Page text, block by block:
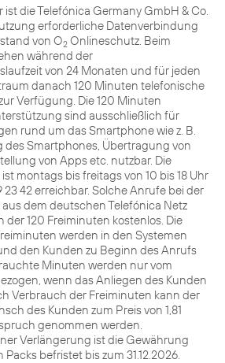
die Telefónica Germany GmbH & Co.
erforderliche Datenverbindung
von O2 Onlineschutz. Beim
während der
von 24 Monaten und für jeden
danach 120 Minuten telefonische
Verfügung. Die 120 Minuten
sind ausschließlich für
rund um das Smartphone wie z. B.
Smartphones, Übertragung von
von Apps etc. nutzbar. Die
montags bis freitags von 10 bis 18 Uhr
42 erreichbar. Solche Anrufe bei der
dem deutschen Telefónica Netz
der 120 Freiminuten kostenlos. Die
werden in den Systemen
den Kunden zu Beginn des Anrufs
Minuten werden nur vom
wenn das Anliegen des Kunden
Verbrauch der Freiminuten kann der
des Kunden zum Preis von 1,81
genommen werden.
Verlängerung ist die Gewährung
befristet bis zum 31.12.2026.